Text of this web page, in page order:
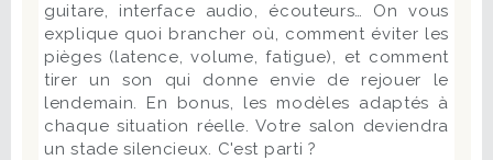
guitare, interface audio, écouteurs… On vous
explique quoi brancher où, comment éviter les
pièges (latence, volume, fatigue), et comment
tirer un son qui donne envie de rejouer le
lendemain. En bonus, les modèles adaptés à
chaque situation réelle. Votre salon deviendra
un stade silencieux. C'est parti ?